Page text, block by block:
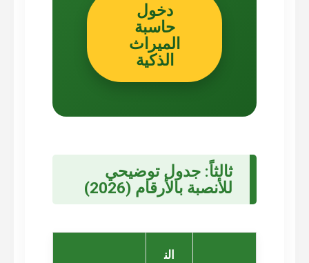
دخول
حاسبة
الميراث
الذكية
ثالثاً: جدول توضيحي
للأنصبة بالأرقام (2026)